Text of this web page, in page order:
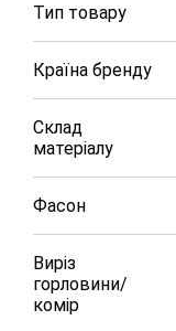
Тип товару
Країна бренду
Склад
матеріалу
Фасон
Виріз
горловини/
комір